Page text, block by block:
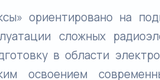
ориентировано на
сложных
в области
освоением